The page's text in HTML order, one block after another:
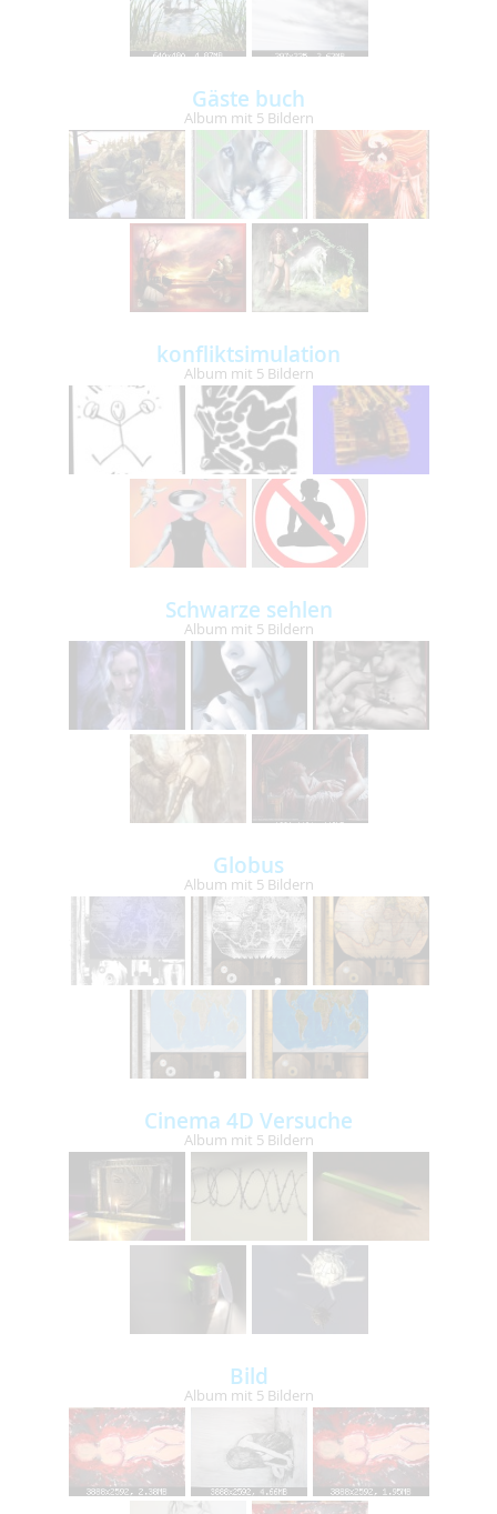
Gäste buch
Album mit 5 Bildern
konfliktsimulation
Album mit 5 Bildern
Schwarze sehlen
Album mit 5 Bildern
Globus
Album mit 5 Bildern
Cinema 4D Versuche
Album mit 5 Bildern
Bild
Album mit 5 Bildern